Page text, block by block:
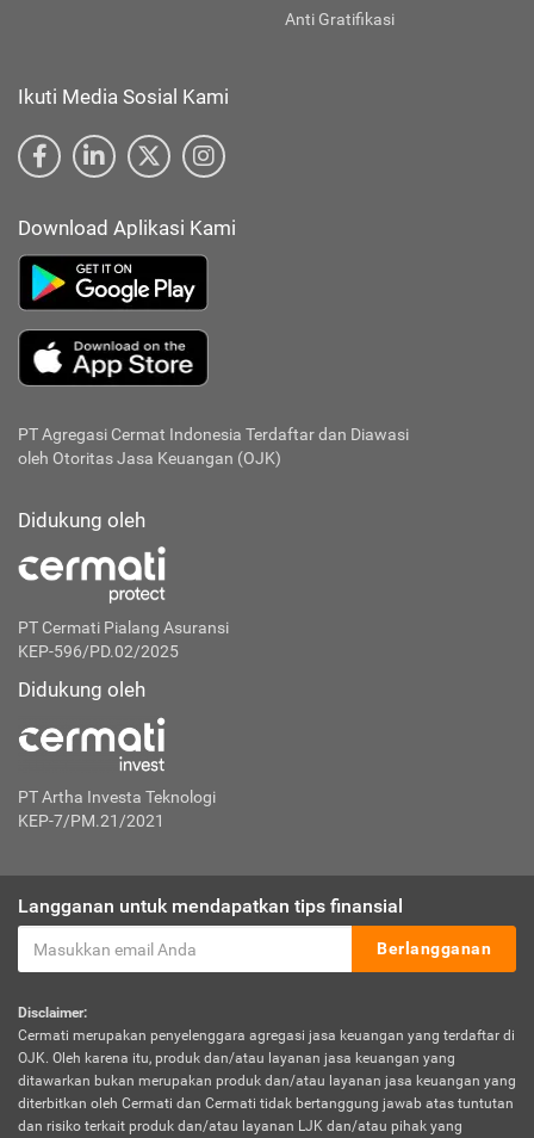
Anti Gratifikasi
Ikuti Media Sosial Kami
Download Aplikasi Kami
PT Agregasi Cermat Indonesia Terdaftar dan Diawasi
oleh Otoritas Jasa Keuangan (OJK)
Didukung oleh
PT Cermati Pialang Asuransi
KEP-596/PD.02/2025
Didukung oleh
PT Artha Investa Teknologi
KEP-7/PM.21/2021
Langganan untuk mendapatkan tips finansial
Berlangganan
Disclaimer:
Cermati merupakan penyelenggara agregasi jasa keuangan yang terdaftar di
OJK. Oleh karena itu, produk dan/atau layanan jasa keuangan yang
ditawarkan bukan merupakan produk dan/atau layanan jasa keuangan yang
diterbitkan oleh Cermati dan Cermati tidak bertanggung jawab atas tuntutan
dan risiko terkait produk dan/atau layanan LJK dan/atau pihak yang